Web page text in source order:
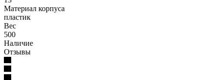
Материал корпуса
пластик
Вес
500
Наличие
Отзывы